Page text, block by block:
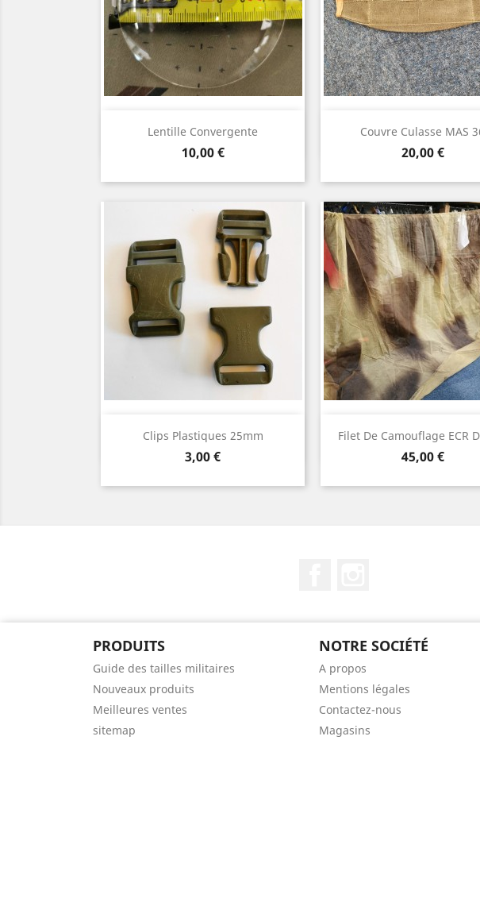
Lentille Convergente
Prix
10,00 €
Aperçu rapide Couvre Culasse MAS
Prix
20,00 €
Aperçu rapide
Clips Plastiques 25mm
Prix
3,00 €
 Aperçu rapide Filet De Camouflage ECR
Prix
45,00 €
Aperçu rapide
PRODUITS
Guide des tailles militaires
Nouveaux produits
Meilleures ventes
sitemap
NOTRE SOCIÉTÉ
A propos
Mentions légales
Contactez-nous
Magasins